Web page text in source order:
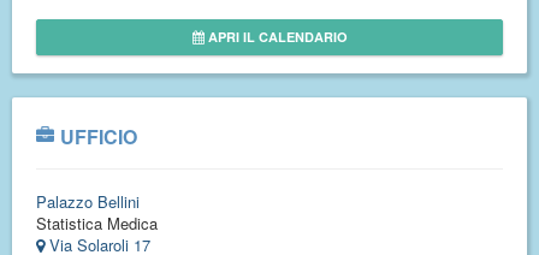
APRI IL CALENDARIO
UFFICIO
Palazzo Bellini
Statistica Medica
Via Solaroli 17